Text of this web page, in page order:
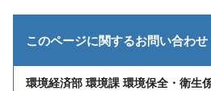
このページに関するお問い合わせ
環境経済部 環境課 環境保全・衛生